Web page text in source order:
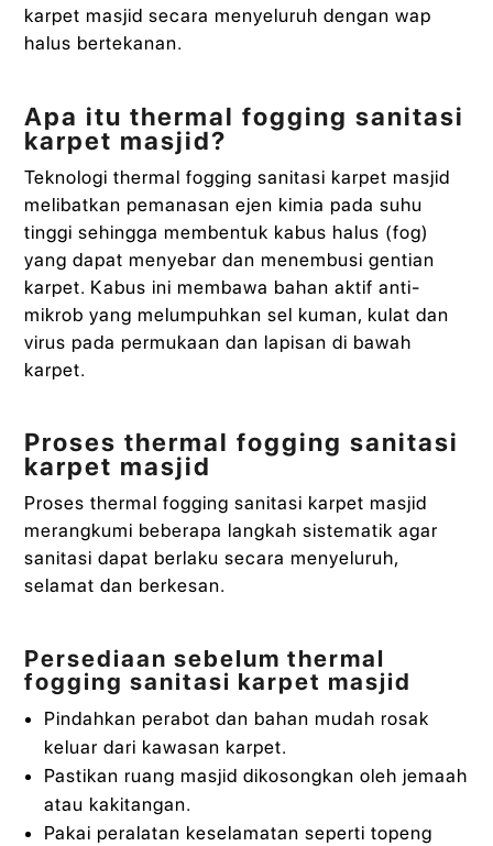
karpet masjid secara menyeluruh dengan wap
halus bertekanan.
Apa itu thermal fogging sanitasi
karpet masjid?
Teknologi thermal fogging sanitasi karpet masjid
melibatkan pemanasan ejen kimia pada suhu
tinggi sehingga membentuk kabus halus (fog)
yang dapat menyebar dan menembusi gentian
karpet. Kabus ini membawa bahan aktif anti-
mikrob yang melumpuhkan sel kuman, kulat dan
virus pada permukaan dan lapisan di bawah
karpet.
Proses thermal fogging sanitasi
karpet masjid
Proses thermal fogging sanitasi karpet masjid
merangkumi beberapa langkah sistematik agar
sanitasi dapat berlaku secara menyeluruh,
selamat dan berkesan.
Persediaan sebelum thermal
fogging sanitasi karpet masjid
Pindahkan perabot dan bahan mudah rosak
keluar dari kawasan karpet.
Pastikan ruang masjid dikosongkan oleh jemaah
atau kakitangan.
Pakai peralatan keselamatan seperti topeng